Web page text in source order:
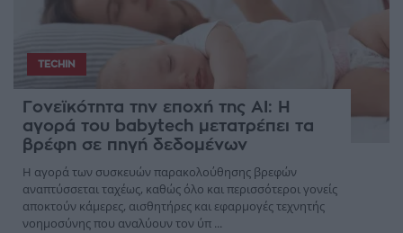
TECHIN
Γονεϊκότητα την εποχή της AI: Η
αγορά του babytech μετατρέπει τα
βρέφη σε πηγή δεδομένων
Η αγορά των συσκευών παρακολούθησης βρεφών
αναπτύσσεται ταχέως, καθώς όλο και περισσότεροι γονείς
αποκτούν κάμερες, αισθητήρες και εφαρμογές τεχνητής
νοημοσύνης που αναλύουν τον ύπ ...